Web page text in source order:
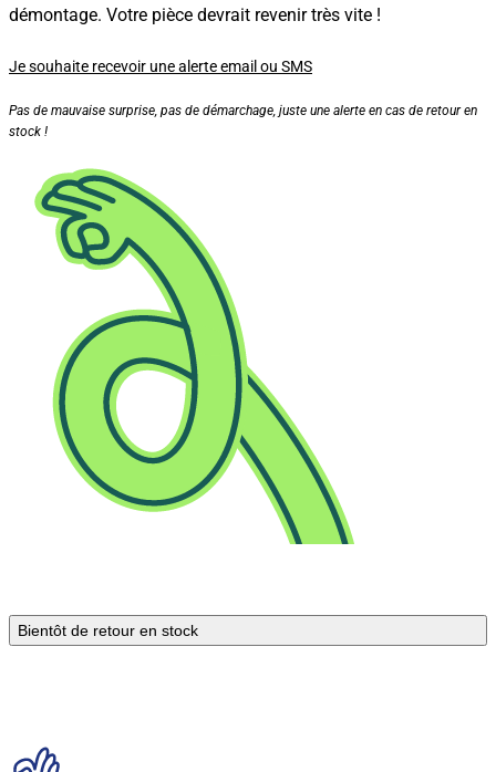
démontage. Votre pièce devrait revenir très vite !
Je souhaite recevoir une alerte email ou SMS
Pas de mauvaise surprise, pas de démarchage, juste une alerte en cas de retour en
stock !
Bientôt de retour en stock